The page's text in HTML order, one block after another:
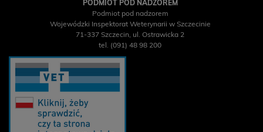
PERRO Struś z cukinią
dla psów dorosłych 400g
PODMIOT POD NADZOREM
Podmiot pod nadzorem
Wojewódzki Inspektorat Weterynarii w Szczecinie
71-337 Szczecin, ul. Ostrawicka 2
tel. (091) 48 98 200